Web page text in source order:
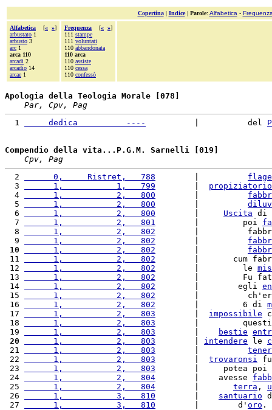
Copertina| Indice| Parole: Alfabetica -
Alfabetica [« »]
arbustato 1
arbusto 3
arc 1
arca 110
arcadi 2
arcadio 14
arcae 1
Frequenza [« »]
111 stampe
111 voluntati
110 abbandonata
110 arca
110 assiste
110 cessa
110 confessò
Apologia della Teologia Morale [078]
Par, Cpv, Pag
  1
     dedica          ----
          |          del
Compendio della vita...P.G.M. Sarnelli [019]
Cpv, Pag
  2
      0,     Ristret,   788
  3
      1,           1,   799
propiziatorio
  4
      1,           2,   800
  5
      1,           2,   800
  6
      1,           2,   800
Uscita di
  7
      1,           2,   801
        |         poi
  8
      1,           2,   802
|
  9
      1,           2,   802
10
      1,           2,   802
11
      1,           2,   802
|       cum
12
      1,           2,   802
        |         le
13
      1,           2,   802
|         Fu
14
      1,           2,   802
        |        egli
15
      1,           2,   802
|
16
      1,           2,   802
        |         6 di
17
      1,           2,   803
impossibile
18
      1,           2,   803
|
19
      1,           2,   803
bestie
20
      1,           2,   803
intendere le
21
      1,           2,   803
22
      1,           2,   803
trovaronsi
23
      1,           2,   803
        |     potea poi
24
      1,           2,   804
        |    avesse
25
      1,           2,   804
terra ,
26
      1,           3,   810
santuario
27
      1,           3,   810
        |        d'
oro .